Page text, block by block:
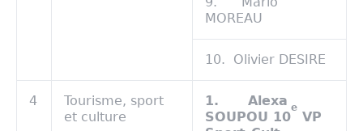
MOREAU
10. Olivier DESIRE
4
Tourisme, sport
et culture
1.
Alexa
SOUPOU 10
e
VP